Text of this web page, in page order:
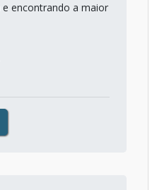
encontrando a maior